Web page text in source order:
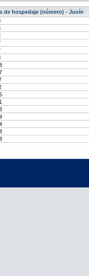
de hospedaje (número) - Junín